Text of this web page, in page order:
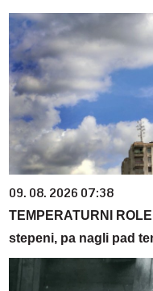
09. 08. 2026 07:38
TEMPERATURNI
stepeni, pa nagli pad